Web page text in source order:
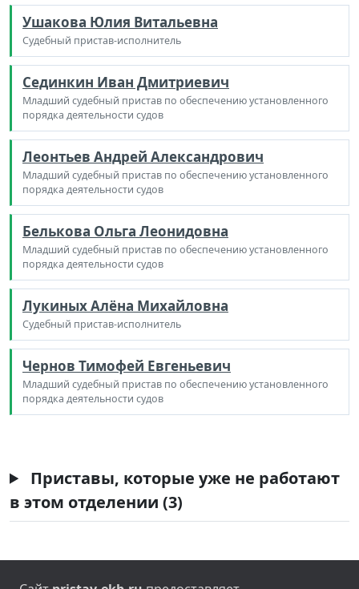
Ушакова Юлия Витальевна
Судебный пристав-исполнитель
Сединкин Иван Дмитриевич
Младший судебный пристав по обеспечению установленного
порядка деятельности судов
Леонтьев Андрей Александрович
Младший судебный пристав по обеспечению установленного
порядка деятельности судов
Белькова Ольга Леонидовна
Младший судебный пристав по обеспечению установленного
порядка деятельности судов
Лукиных Алёна Михайловна
Судебный пристав-исполнитель
Чернов Тимофей Евгеньевич
Младший судебный пристав по обеспечению установленного
порядка деятельности судов
Приставы, которые уже не работают
в этом отделении (3)